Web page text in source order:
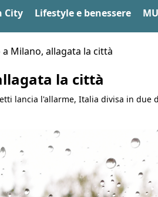
City Lifestyle e benessere
Milano, allagata la città
la città
lancia l'allarme, Italia divisa in